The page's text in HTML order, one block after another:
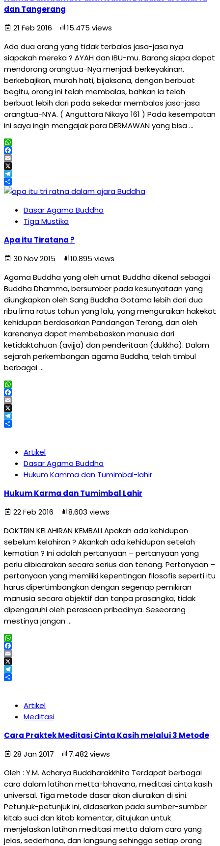
dan Tangerang
21 Feb 2016
15.475 views
Ada dua orang yang tidak terbalas jasa-jasa nya
siapakah mereka ? AYAH dan IBU-mu. Barang siapa dapat
mendorong orangtua-Nya menjadi berkeyakinan,
berkebajikan, murah hati, bijaksana, dengan berbuat
begitu, orang ini telah membalas, bahkan ia telah
berbuat lebih dari pada sekedar membalas jasa-jasa
orangtua-NYA. ( Anguttara Nikaya 161 ) Pada kesempatan
ini saya ingin mengajak para DERMAWAN yang bisa …
WhatsApp
Facebook
Email
X
Telegram
Share
Dasar Agama Buddha
Tiga Mustika
Apa itu Tiratana ?
30 Nov 2015
10.895 views
Agama Buddha yang oleh umat Buddha dikenal sebagai
Buddha Dhamma, bersumber pada kesunyataan yang
diungkapkan oleh Sang Buddha Gotama lebih dari dua
ribu lima ratus tahun yang lalu, yang menguraikan hakekat
kehidupan berdasarkan Pandangan Terang, dan oleh
karenanya dapat membebaskan manusia dari
ketidaktahuan (avijja) dan penderitaan (dukkha). Dalam
sejarah perkembangan agama Buddha, telah timbul
berbagai …
WhatsApp
Facebook
Email
X
Telegram
Artikel
Dasar Agama Buddha
Hukum Kamma dan Tumimbal-lahir
Hukum Karma dan Tumimbal Lahir
22 Feb 2016
8.603 views
DOKTRIN KELAHIRAN KEMBALI Apakah ada kehidupan
sebelum kelahiran ? Akankah ada kehidupan setelah
kematian ? Ini adalah pertanyaan – pertanyaan yang
perlu dibicarakan secara serius dan tenang. Pertanyaan –
pertanyaan yang memiliki kepentingan filosofis seperti itu
harus dipertimbangkan dengan segenap pemikiran
manusia secara objektif dan tanpa prasangka, tidak
dipengaruhi oleh perasaan pribadinya. Seseorang
mestinya jangan …
WhatsApp
Facebook
Email
X
Telegram
Artikel
Meditasi
Cara Praktek Meditasi Cinta Kasih melalui 3 Metode
28 Jan 2017
7.482 views
Oleh : Y.M. Acharya Buddharakkhita Terdapat berbagai
cara dalam latihan metta-bhavana, meditasi cinta kasih
universal. Tiga metode dasar akan diuraikan di sini.
Petunjuk-petunjuk ini, didasarkan pada sumber-sumber
kitab suci dan kitab komentar, ditujukan untuk
menjelaskan latihan meditasi metta dalam cara yang
jelas, sederhana, dan langsung sehingga setiap orang